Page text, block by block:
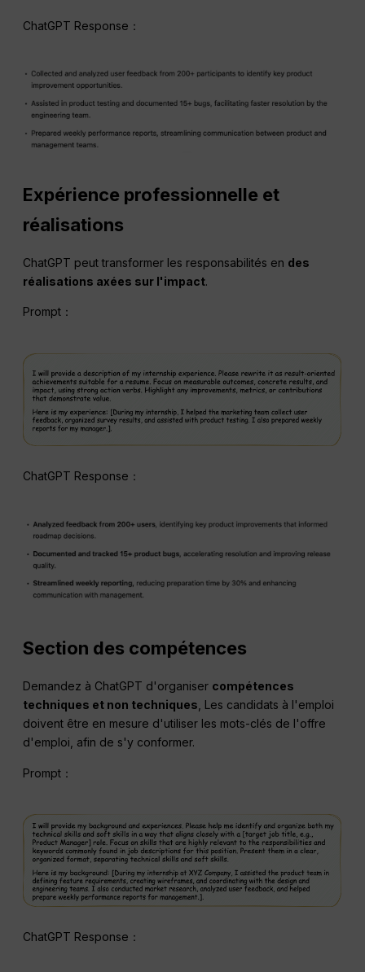
ChatGPT Response：
Expérience professionnelle et
réalisations
ChatGPT peut transformer les responsabilités en des
réalisations axées sur l'impact.
Prompt：
ChatGPT Response：
Section des compétences
Demandez à ChatGPT d'organiser compétences
techniques et non techniques , Les candidats à l'emploi
doivent être en mesure d'utiliser les mots-clés de l'offre
d'emploi, afin de s'y conformer.
Prompt：
ChatGPT Response：